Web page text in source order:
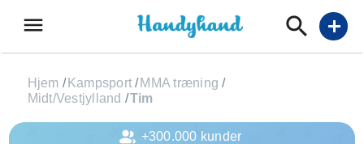
menu add
Hjem / Kampsport / MMA træning /
Midt/Vestjylland /Tim
+300.000 kunder